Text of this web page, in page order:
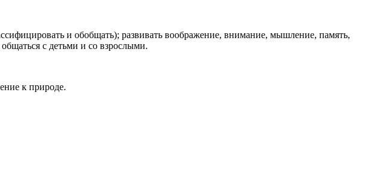
и обобщать); развивать воображение, внимание, мышление, память,
с детьми и со взрослыми.
к природе.